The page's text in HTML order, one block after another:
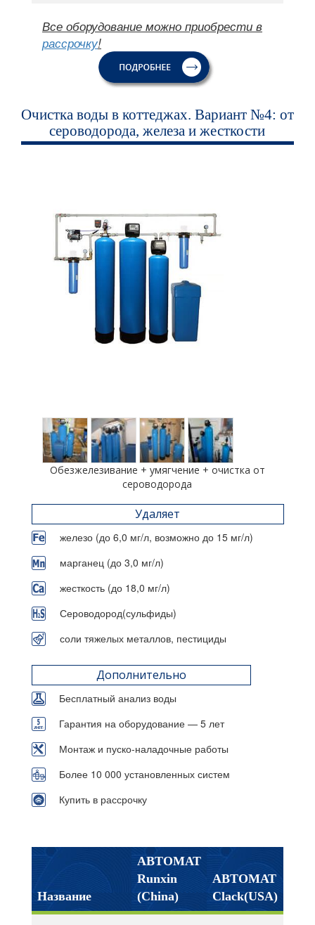
Все оборудование можно приобрести в
рассрочку!
Очистка воды в коттеджах. Вариант №4: от
сероводорода, железа и жесткости
Обезжелезивание + умягчение + очистка от
сероводорода
Удаляет
железо (до 6,0 мг/л, возможно до 15 мг/л)
марганец (до 3,0 мг/л)
жесткость (до 18,0 мг/л)
Сероводород(сульфиды)
соли тяжелых металлов, пестициды
Дополнительно
Бесплатный анализ воды
Гарантия на оборудование — 5 лет
Монтаж и пуско-наладочные работы
Более 10 000 установленных систем
Купить в рассрочку
Название
АВТОМАТ
Runxin
(China)
АВТОМАТ
Clack(USA)